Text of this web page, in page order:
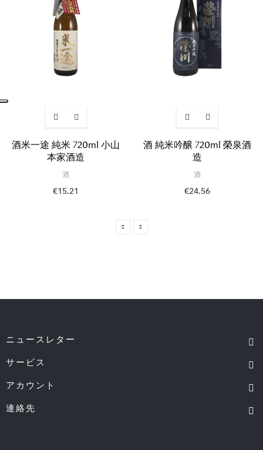
酒米一途 純米 720ml 小山
本家酒造
酒
€15.21
酒 純米吟醸 720ml 榮泉酒
造
酒
€24.56
ニュースレター
サービス
アカウント
連絡先